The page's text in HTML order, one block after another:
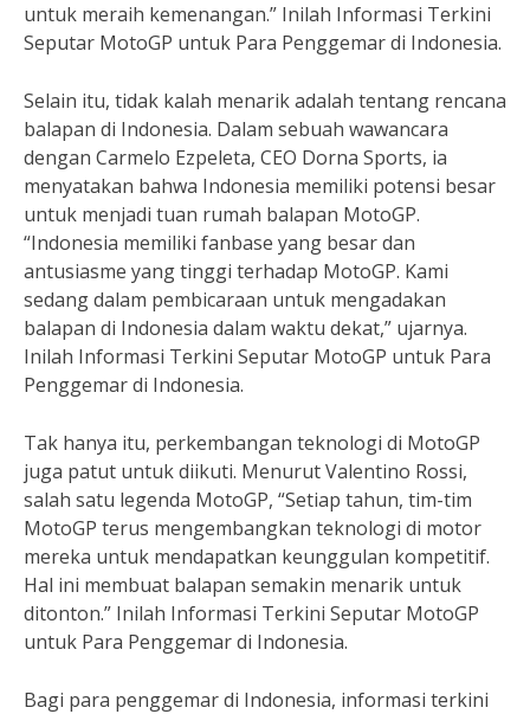
untuk meraih kemenangan.” Inilah Informasi Terkini
Seputar MotoGP untuk Para Penggemar di Indonesia.
Selain itu, tidak kalah menarik adalah tentang rencana
balapan di Indonesia. Dalam sebuah wawancara
dengan Carmelo Ezpeleta, CEO Dorna Sports, ia
menyatakan bahwa Indonesia memiliki potensi besar
untuk menjadi tuan rumah balapan MotoGP.
“Indonesia memiliki fanbase yang besar dan
antusiasme yang tinggi terhadap MotoGP. Kami
sedang dalam pembicaraan untuk mengadakan
balapan di Indonesia dalam waktu dekat,” ujarnya.
Inilah Informasi Terkini Seputar MotoGP untuk Para
Penggemar di Indonesia.
Tak hanya itu, perkembangan teknologi di MotoGP
juga patut untuk diikuti. Menurut Valentino Rossi,
salah satu legenda MotoGP, “Setiap tahun, tim-tim
MotoGP terus mengembangkan teknologi di motor
mereka untuk mendapatkan keunggulan kompetitif.
Hal ini membuat balapan semakin menarik untuk
ditonton.” Inilah Informasi Terkini Seputar MotoGP
untuk Para Penggemar di Indonesia.
Bagi para penggemar di Indonesia, informasi terkini